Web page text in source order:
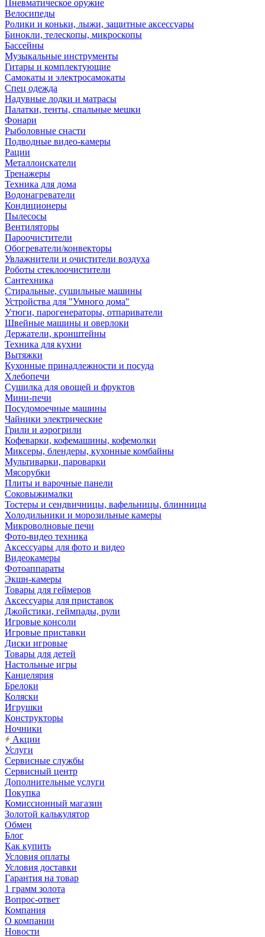
Пневматическое оружие
Велосипеды
Ролики и коньки, лыжи, защитные аксессуары
Бинокли, телескопы, микроскопы
Бассейны
Музыкальные инструменты
Гитары и комплектующие
Самокаты и электросамокаты
Спец одежда
Надувные лодки и матрасы
Палатки, тенты, спальные мешки
Фонари
Рыболовные снасти
Подводные видео-камеры
Рации
Металлоискатели
Тренажеры
Техника для дома
Водонагреватели
Кондиционеры
Пылесосы
Вентиляторы
Пароочистители
Обогреватели/конвекторы
Увлажнители и очистители воздуха
Роботы стеклоочистители
Сантехника
Стиральные, сушильные машины
Устройства для "Умного дома"
Утюги, парогенераторы, отпариватели
Швейные машины и оверлоки
Держатели, кронштейны
Техника для кухни
Вытяжки
Кухонные принадлежности и посуда
Хлебопечи
Сушилка для овощей и фруктов
Мини-печи
Посудомоечные машины
Чайники электрические
Грили и аэрогрили
Кофеварки, кофемашины, кофемолки
Миксеры, блендеры, кухонные комбайны
Мультиварки, пароварки
Мясорубки
Плиты и варочные панели
Соковыжималки
Тостеры и сендвичницы, вафельницы, блинницы
Холодильники и морозильные камеры
Микроволновые печи
Фото-видео техника
Аксессуары для фото и видео
Видеокамеры
Фотоаппараты
Экшн-камеры
Товары для геймеров
Аксессуары для приставок
Джойстики, геймпады, рули
Игровые консоли
Игровые приставки
Диски игровые
Товары для детей
Настольные игры
Канцелярия
Брелоки
Коляски
Игрушки
Конструкторы
Ночники
Акции
Услуги
Сервисные службы
Сервисный центр
Дополнительные услуги
Покупка
Комиссионный магазин
Золотой калькулятор
Обмен
Блог
Как купить
Условия оплаты
Условия доставки
Гарантия на товар
1 грамм золота
Вопрос-ответ
Компания
О компании
Новости